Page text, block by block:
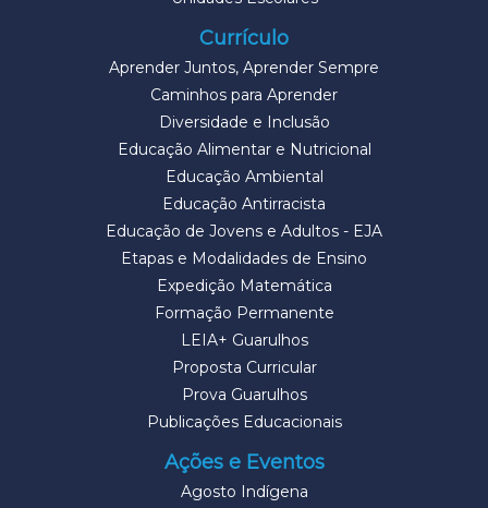
Currículo
Aprender Juntos, Aprender Sempre
Caminhos para Aprender
Diversidade e Inclusão
Educação Alimentar e Nutricional
Educação Ambiental
Educação Antirracista
Educação de Jovens e Adultos - EJA
Etapas e Modalidades de Ensino
Expedição Matemática
Formação Permanente
LEIA+ Guarulhos
Proposta Curricular
Prova Guarulhos
Publicações Educacionais
Ações e Eventos
Agosto Indígena